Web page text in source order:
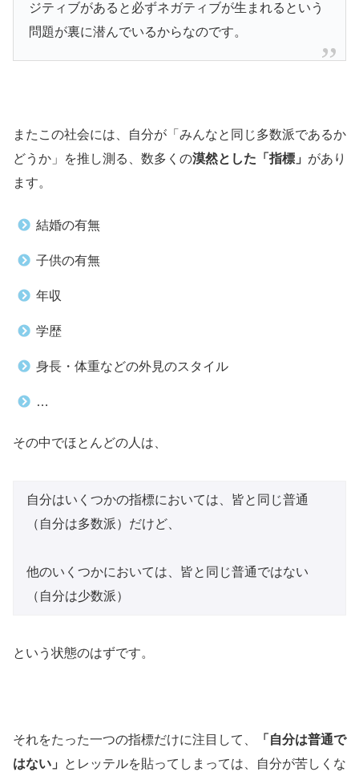
ジティブがあると必ずネガティブが生まれるという
問題が裏に潜んでいるからなのです。
またこの社会には、自分が「みんなと同じ多数派であるか
どうか」を推し測る、数多くの漠然とした「指標」 があり
ます。
結婚の有無
子供の有無
年収
学歴
身長・体重などの外見のスタイル
…
その中でほとんどの人は、
自分はいくつかの指標においては、皆と同じ普通
（自分は多数派）だけど、
他のいくつかにおいては、皆と同じ普通ではない
（自分は少数派）
という状態のはずです。
それをたった一つの指標だけに注目して、
「自分は普通で
はない」
とレッテルを貼ってしまっては、自分が苦しくな